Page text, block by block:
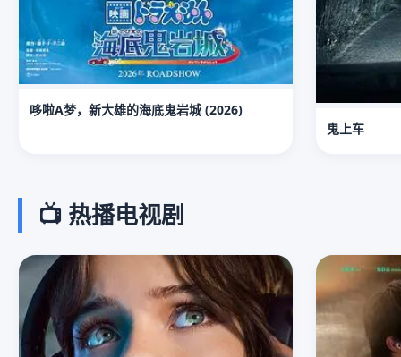
哆啦A梦，新大雄的海底鬼岩城 (2026)
鬼上车
📺 热播电视剧